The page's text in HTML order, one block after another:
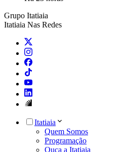
Grupo Itatiaia
Itatiaia Nas Redes
Itatiaia
Quem Somos
Programação
Ouça a Itatiaia